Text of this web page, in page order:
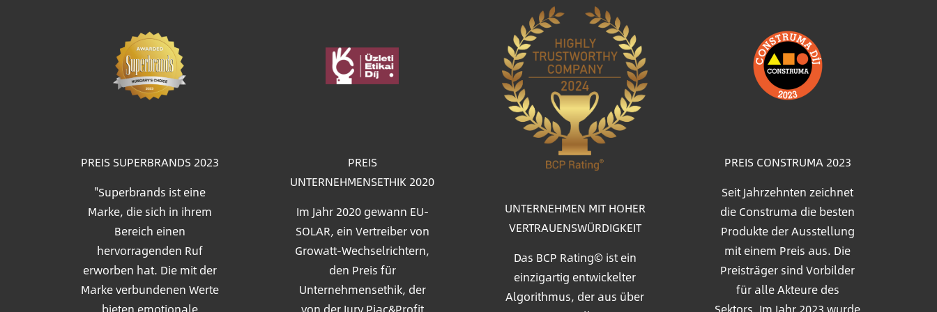
PREIS SUPERBRANDS 2023
"Superbrands ist eine
Marke, die sich in ihrem
Bereich einen
hervorragenden Ruf
erworben hat. Die mit der
Marke verbundenen Werte
PREIS
UNTERNEHMENSETHIK 2020
Im Jahr 2020 gewann EU-
SOLAR, ein Vertreiber von
Growatt-Wechselrichtern,
den Preis für
Unternehmensethik, der
UNTERNEHMEN MIT HOHER
VERTRAUENSWÜRDIGKEIT
Das BCP Rating© ist ein
einzigartig entwickelter
Algorithmus, der aus über
PREIS CONSTRUMA 2023
Seit Jahrzehnten zeichnet
die Construma die besten
Produkte der Ausstellung
mit einem Preis aus. Die
Preisträger sind Vorbilder
für alle Akteure des